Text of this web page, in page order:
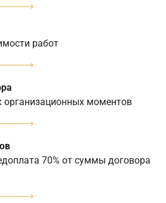
работ
организационных моментов
70% от суммы договора